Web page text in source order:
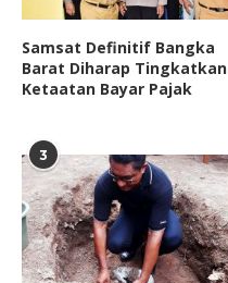
Samsat Definitif Bangka
Barat Diharap Tingkatkan
Ketaatan Bayar Pajak
3